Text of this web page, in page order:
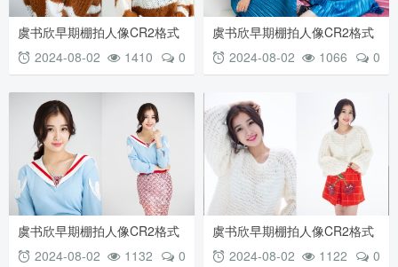
虞书欣早期棚拍人像CR2格式
原图素材 双色小毛衣
2024-08-02 0
1410
虞书欣早期棚拍人像CR2格式
原图素材 亮蓝长裙搭配亮黄外
套 2024-08-02 0
1066
虞书欣早期棚拍人像CR2格式
原图素材 蓝色长衫包臀裙
2024-08-02 0
1132
虞书欣早期棚拍人像CR2格式
原图素材 白色织针衫红色小短
裙 2024-08-02 0
1122